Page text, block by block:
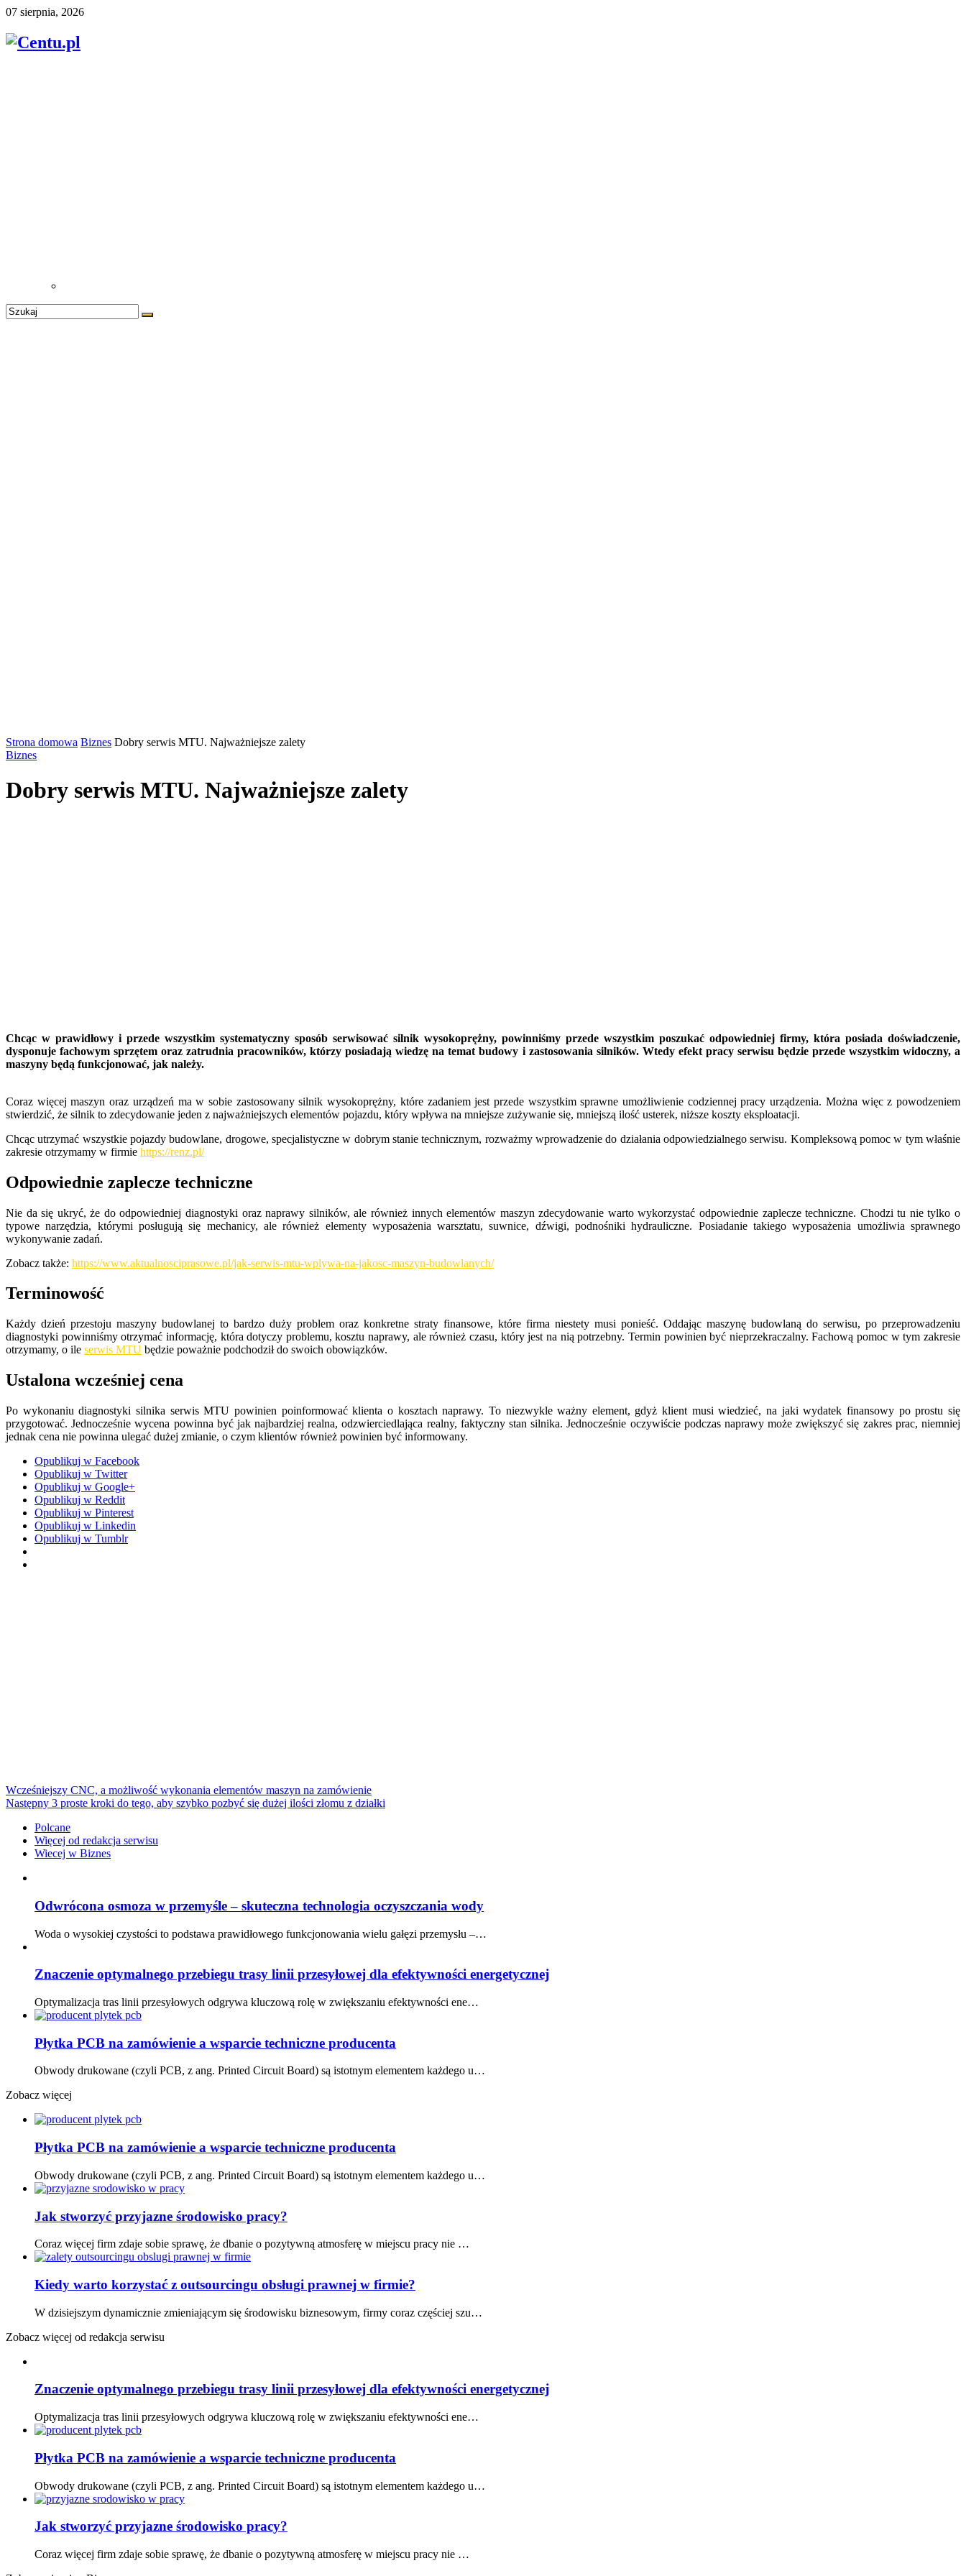
07 sierpnia, 2026
Strona domowa Biznes Dobry serwis MTU. Najważniejsze zalety
Biznes
Dobry serwis MTU. Najważniejsze zalety
Chcąc w prawidłowy i przede wszystkim systematyczny sposób serwisować silnik wysokoprężny, powinniśmy przede wszystkim poszukać odpowiedniej firmy, która posiada doświadczenie,
dysponuje fachowym sprzętem oraz zatrudnia pracowników, którzy posiadają wiedzę na temat budowy i zastosowania silników. Wtedy efekt pracy serwisu będzie przede wszystkim widoczny, a
maszyny będą funkcjonować, jak należy.
Coraz więcej maszyn oraz urządzeń ma w sobie zastosowany silnik wysokoprężny, które zadaniem jest przede wszystkim sprawne umożliwienie codziennej pracy urządzenia. Można więc z powodzeniem
stwierdzić, że silnik to zdecydowanie jeden z najważniejszych elementów pojazdu, który wpływa na mniejsze zużywanie się, mniejszą ilość usterek, niższe koszty eksploatacji.
Chcąc utrzymać wszystkie pojazdy budowlane, drogowe, specjalistyczne w dobrym stanie technicznym, rozważmy wprowadzenie do działania odpowiedzialnego serwisu. Kompleksową pomoc w tym właśnie
zakresie otrzymamy w firmie https://renz.pl/
Odpowiednie zaplecze techniczne
Nie da się ukryć, że do odpowiedniej diagnostyki oraz naprawy silników, ale również innych elementów maszyn zdecydowanie warto wykorzystać odpowiednie zaplecze techniczne. Chodzi tu nie tylko o
typowe narzędzia, którymi posługują się mechanicy, ale również elementy wyposażenia warsztatu, suwnice, dźwigi, podnośniki hydrauliczne. Posiadanie takiego wyposażenia umożliwia sprawnego
wykonywanie zadań.
Zobacz także: https://www.aktualnosciprasowe.pl/jak-serwis-mtu-wplywa-na-jakosc-maszyn-budowlanych/
Terminowość
Każdy dzień przestoju maszyny budowlanej to bardzo duży problem oraz konkretne straty finansowe, które firma niestety musi ponieść. Oddając maszynę budowlaną do serwisu, po przeprowadzeniu
diagnostyki powinniśmy otrzymać informację, która dotyczy problemu, kosztu naprawy, ale również czasu, który jest na nią potrzebny. Termin powinien być nieprzekraczalny. Fachową pomoc w tym zakresie
otrzymamy, o ile serwis MTU będzie poważnie podchodził do swoich obowiązków.
Ustalona wcześniej cena
Po wykonaniu diagnostyki silnika serwis MTU powinien poinformować klienta o kosztach naprawy. To niezwykle ważny element, gdyż klient musi wiedzieć, na jaki wydatek finansowy po prostu się
przygotować. Jednocześnie wycena powinna być jak najbardziej realna, odzwierciedlająca realny, faktyczny stan silnika. Jednocześnie oczywiście podczas naprawy może zwiększyć się zakres prac, niemniej
jednak cena nie powinna ulegać dużej zmianie, o czym klientów również powinien być informowany.
Opublikuj w Facebook
Opublikuj w Twitter
Opublikuj w Google+
Opublikuj w Reddit
Opublikuj w Pinterest
Opublikuj w Linkedin
Opublikuj w Tumblr
Wcześniejszy CNC, a możliwość wykonania elementów maszyn na zamówienie
Następny 3 proste kroki do tego, aby szybko pozbyć się dużej ilości złomu z działki
Polcane
Więcej od redakcja serwisu
Wiecej w Biznes
Odwrócona osmoza w przemyśle – skuteczna technologia oczyszczania wody
Woda o wysokiej czystości to podstawa prawidłowego funkcjonowania wielu gałęzi przemysłu –…
Znaczenie optymalnego przebiegu trasy linii przesyłowej dla efektywności energetycznej
Optymalizacja tras linii przesyłowych odgrywa kluczową rolę w zwiększaniu efektywności ene…
Płytka PCB na zamówienie a wsparcie techniczne producenta
Obwody drukowane (czyli PCB, z ang. Printed Circuit Board) są istotnym elementem każdego u…
Zobacz więcej
Płytka PCB na zamówienie a wsparcie techniczne producenta
Obwody drukowane (czyli PCB, z ang. Printed Circuit Board) są istotnym elementem każdego u…
Jak stworzyć przyjazne środowisko pracy?
Coraz więcej firm zdaje sobie sprawę, że dbanie o pozytywną atmosferę w miejscu pracy nie …
Kiedy warto korzystać z outsourcingu obsługi prawnej w firmie?
W dzisiejszym dynamicznie zmieniającym się środowisku biznesowym, firmy coraz częściej szu…
Zobacz więcej od redakcja serwisu
Znaczenie optymalnego przebiegu trasy linii przesyłowej dla efektywności energetycznej
Optymalizacja tras linii przesyłowych odgrywa kluczową rolę w zwiększaniu efektywności ene…
Płytka PCB na zamówienie a wsparcie techniczne producenta
Obwody drukowane (czyli PCB, z ang. Printed Circuit Board) są istotnym elementem każdego u…
Jak stworzyć przyjazne środowisko pracy?
Coraz więcej firm zdaje sobie sprawę, że dbanie o pozytywną atmosferę w miejscu pracy nie …